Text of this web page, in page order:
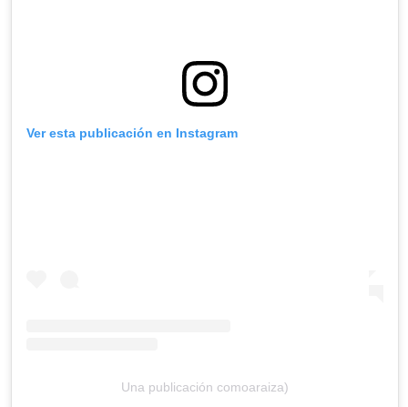
Ver esta publicación en Instagram
Una publicación comoaraiza)